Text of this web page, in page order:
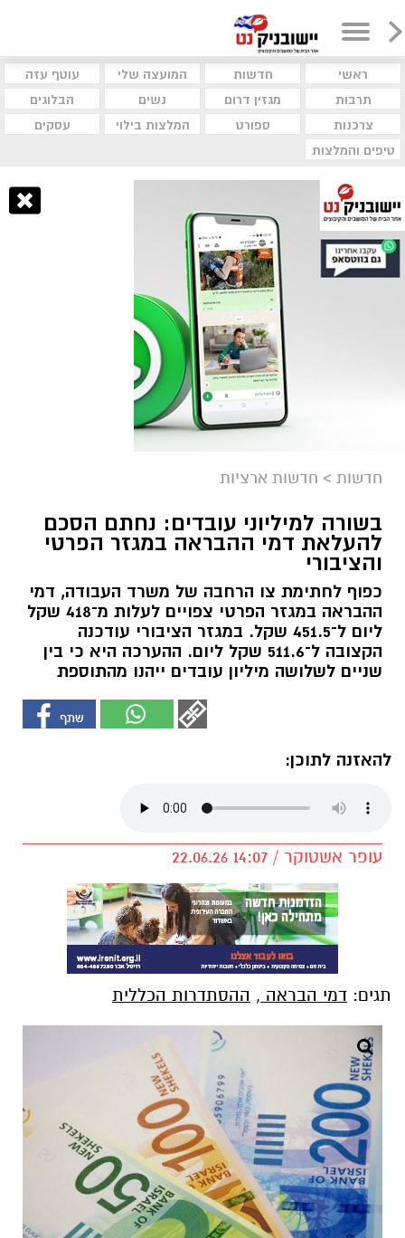
ראשי חדשות המועצה שלי
עוטף עזה
תרבות
מגזין דרום נשים
הבלוגים
צרכנות
ספורט המלצות בילוי
עסקים
טיפים והמלצות
חדשות > חדשות ארציות
בשורה למיליוני עובדים: נחתם הסכם
להעלאת דמי ההבראה במגזר הפרטי
והציבורי
כפוף לחתימת צו הרחבה של משרד העבודה, דמי
ההבראה במגזר הפרטי צפויים לעלות מ־418 שקל
ליום ל־451.5 שקל. במגזר הציבורי עודכנה
הקצובה ל־511.6 שקל ליום. ההערכה היא כי בין
שניים לשלושה מיליון עובדים ייהנו מהתוספת
להאזנה לתוכן:
עופר אשטוקר / 14:07 22.06.26
תגים: דמי הבראה , ההסתדרות הכללית